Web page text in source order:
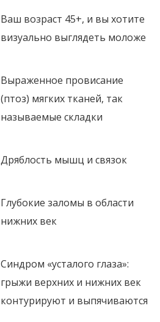
Ваш возраст 45+, и вы хотите
визуально выглядеть моложе
Выраженное провисание
(птоз) мягких тканей, так
называемые складки
Дряблость мышц и связок
Глубокие заломы в области
нижних век
Синдром «усталого глаза»:
грыжи верхних и нижних век
контурируют и выпячиваются